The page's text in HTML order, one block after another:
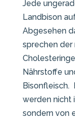
Jede
Landbison
Abgesehen
sprechen der
Nährstoffe
Bisonfleisch.
werden nicht
sondern von